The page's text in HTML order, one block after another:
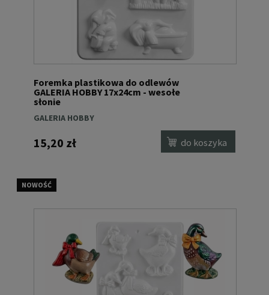
Foremka plastikowa do odlewów
GALERIA HOBBY 17x24cm - wesołe
słonie
GALERIA HOBBY
15,20 zł do koszyka
NOWOŚĆ